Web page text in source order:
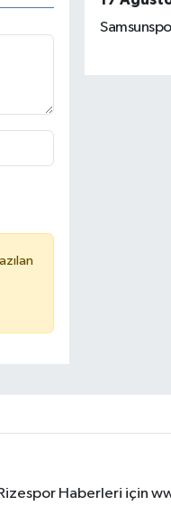
Haberleri için